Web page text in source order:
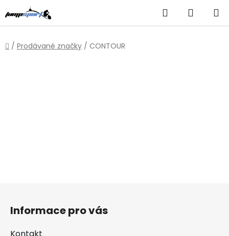
na
obsah
Hledat
KOŠÍK
Domů
/ Prodávané značky / CONTOUR
Informace pro vás